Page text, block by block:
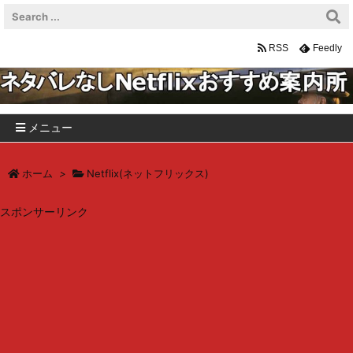
メニュー
RSS Feedly
ホーム > Netflix(ネットフリックス)
スポンサーリンク